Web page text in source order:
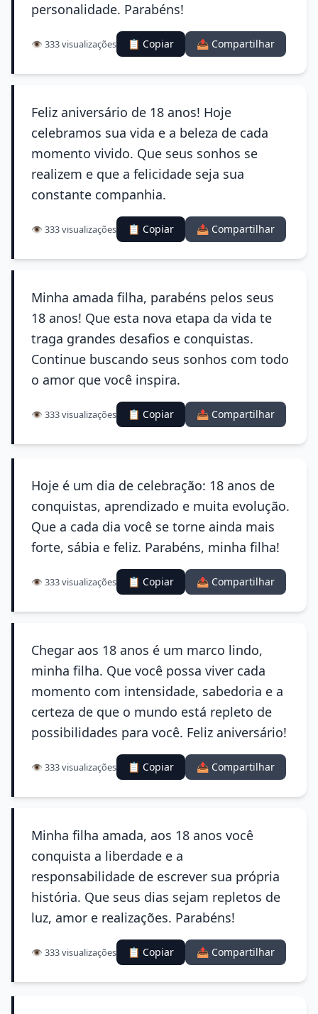
personalidade. Parabéns!
👁️ 333 visualizações 📋 Copiar 📤 Compartilhar
Feliz aniversário de 18 anos! Hoje
celebramos sua vida e a beleza de cada
momento vivido. Que seus sonhos se
realizem e que a felicidade seja sua
constante companhia.
👁️ 333 visualizações 📋 Copiar 📤 Compartilhar
Minha amada filha, parabéns pelos seus
18 anos! Que esta nova etapa da vida te
traga grandes desafios e conquistas.
Continue buscando seus sonhos com todo
o amor que você inspira.
👁️ 333 visualizações 📋 Copiar 📤 Compartilhar
Hoje é um dia de celebração: 18 anos de
conquistas, aprendizado e muita evolução.
Que a cada dia você se torne ainda mais
forte, sábia e feliz. Parabéns, minha filha!
👁️ 333 visualizações 📋 Copiar 📤 Compartilhar
Chegar aos 18 anos é um marco lindo,
minha filha. Que você possa viver cada
momento com intensidade, sabedoria e a
certeza de que o mundo está repleto de
possibilidades para você. Feliz aniversário!
👁️ 333 visualizações 📋 Copiar 📤 Compartilhar
Minha filha amada, aos 18 anos você
conquista a liberdade e a
responsabilidade de escrever sua própria
história. Que seus dias sejam repletos de
luz, amor e realizações. Parabéns!
👁️ 333 visualizações 📋 Copiar 📤 Compartilhar